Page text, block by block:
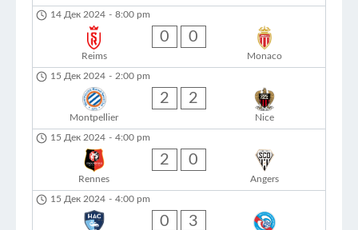
14 Дек 2024 - 8:00 pm
Reims
0 0
Monaco
15 Дек 2024 - 2:00 pm
Montpellier
2 2
Nice
15 Дек 2024 - 4:00 pm
Rennes
2 0
Angers
15 Дек 2024 - 4:00 pm
0 3